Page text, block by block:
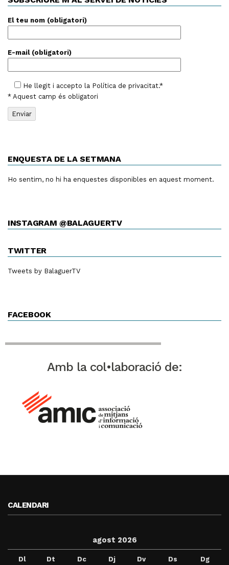
El teu nom (obligatori)
E-mail (obligatori)
He llegit i accepto la Política de privacitat.*
* Aquest camp és obligatori
ENQUESTA DE LA SETMANA
Ho sentim, no hi ha enquestes disponibles en aquest moment.
INSTAGRAM @BALAGUERTV
TWITTER
Tweets by BalaguerTV
FACEBOOK
Amb la col•laboració de:
CALENDARI
agost 2026
Dl Dt Dc Dj Dv Ds Dg